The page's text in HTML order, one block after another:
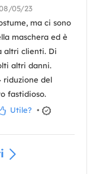
05/23
ma ci sono
maschera ed è
altri clienti. Di
altri danni.
riduzione del
fastidioso.
Utile? •